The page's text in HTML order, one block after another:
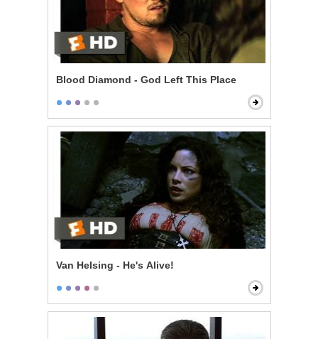
Blood Diamond - God Left This Place
Van Helsing - He's Alive!